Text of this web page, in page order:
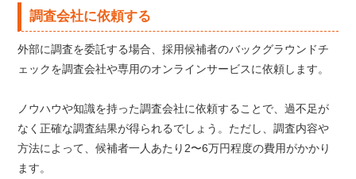
調査会社に依頼する
外部に調査を委託する場合、採用候補者のバックグラウンドチ
ェックを調査会社や専用のオンラインサービスに依頼します。
ノウハウや知識を持った調査会社に依頼することで、過不足が
なく正確な調査結果が得られるでしょう。ただし、調査内容や
方法によって、候補者一人あたり2〜6万円程度の費用がかかり
ます。